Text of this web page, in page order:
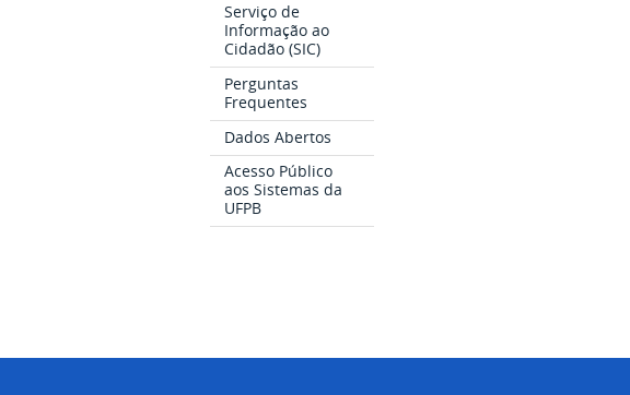
Serviço de
Informação ao
Cidadão (SIC)
Perguntas
Frequentes
Dados Abertos
Acesso Público
aos Sistemas da
UFPB